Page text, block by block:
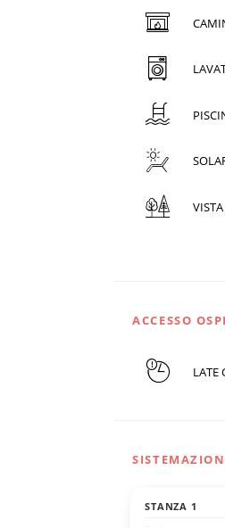
ACCESSO
LATE
STANZA 1